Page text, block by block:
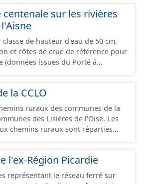
du standard CNIG Sites
ne contient pas la référence aux
du CNIG se limitant aux SCI.
centenale sur les rivières
de hauteur d'eau de 50 cm,
et côtes de crue de référence pour
(données issues du Porté à
la CCLO
ruraux des communes de la
des Lisières de l'Oise. Les
chemins ruraux sont réparties
(longueur, largeur, etc.). - Secteurs :
du chemin et données
- Éléments : les éléments naturels
l'ex-Région Picardie
représentant le réseau ferré sur